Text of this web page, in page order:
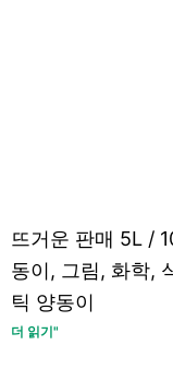
뜨거운 판매 5L /
동이, 그림, 화학,
틱 양동이
더 읽기"